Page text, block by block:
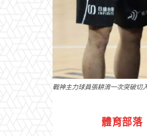
戰神主力球員張耕淯一次突破切
體育部落